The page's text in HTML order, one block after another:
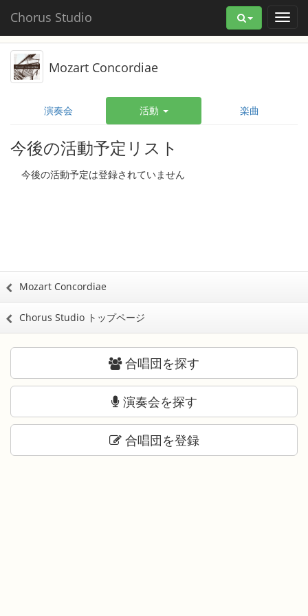
Chorus Studio
Mozart Concordiae
演奏会 活動 楽曲
今後の活動予定リスト
今後の活動予定は登録されていません
Mozart Concordiae
Chorus Studio トップページ
合唱団を探す
演奏会を探す
合唱団を登録